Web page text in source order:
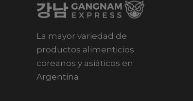
La mayor variedad de
productos alimenticios
coreanos y asiáticos en
Argentina